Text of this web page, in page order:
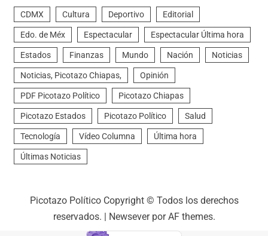
CDMX Cultura Deportivo Editorial
Edo. de Méx Espectacular Espectacular Última hora
Estados Finanzas Mundo Nación Noticias
Noticias, Picotazo Chiapas, Opinión
PDF Picotazo Político Picotazo Chiapas
Picotazo Estados Picotazo Político Salud
Tecnología Vídeo Columna Última hora
Últimas Noticias
Picotazo Político Copyright © Todos los derechos
reservados. | Newseverpor AF themes.